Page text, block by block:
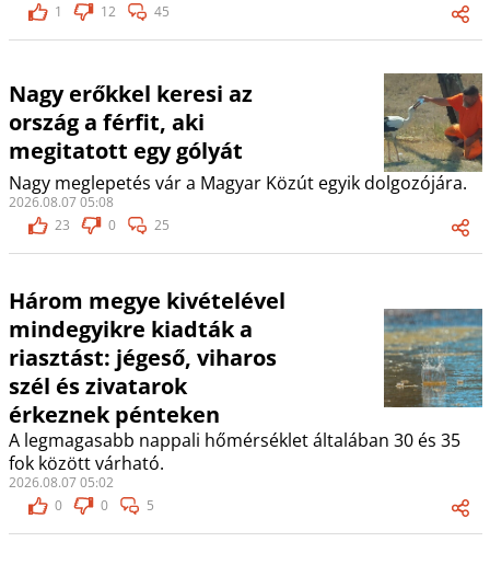
1
12 45
Nagy erőkkel keresi az
ország a férfit, aki
megitatott egy gólyát
Nagy meglepetés vár a Magyar Közút egyik dolgozójára.
2026.08.07 05:08
23
0 25
Három megye kivételével
mindegyikre kiadták a
riasztást: jégeső, viharos
szél és zivatarok
érkeznek pénteken
A legmagasabb nappali hőmérséklet általában 30 és 35
fok között várható.
2026.08.07 05:02
0
0 5